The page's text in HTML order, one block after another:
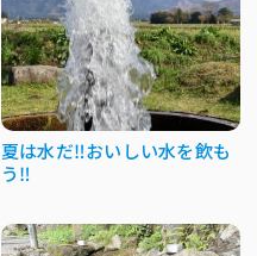
夏は水だ‼おいしい水を飲も
う‼